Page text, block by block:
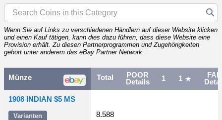
Wenn Sie auf Links zu verschiedenen Händlern auf dieser Website klicken
und einen Kauf tätigen, kann dies dazu führen, dass diese Website eine
Provision erhält. Zu diesen Partnerprogrammen und Zugehörigkeiten
gehört unter anderem das eBay Partner Network.
Münze
1908 INDIAN $5 MS
Varianten
Total
POOR
Details
1 1
8.588